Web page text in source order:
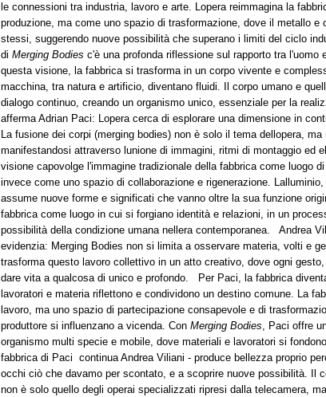
le connessioni tra industria, lavoro e arte. Lopera reimmagina la
produzione, ma come uno spazio di trasformazione, dove il metallo e
stessi, suggerendo nuove possibilità che superano i limiti del ciclo
di Merging Bodies c'è una profonda riflessione sul rapporto tra l'uomo
questa visione, la fabbrica si trasforma in un corpo vivente e
macchina, tra natura e artificio, diventano fluidi. Il corpo umano e
dialogo continuo, creando un organismo unico, essenziale per la
afferma Adrian Paci: Lopera cerca di esplorare una dimensione in
La fusione dei corpi (merging bodies) non è solo il tema dellopera, ma
manifestandosi attraverso lunione di immagini, ritmi di montaggio ed
visione capovolge l'immagine tradizionale della fabbrica come luogo
invece come uno spazio di collaborazione e rigenerazione.
assume nuove forme e significati che vanno oltre la sua funzione
fabbrica come luogo in cui si forgiano identità e relazioni, in un
possibilità della condizione umana nellera contemporanea. Andrea
evidenzia: Merging Bodies non si limita a osservare materia, volti e
trasforma questo lavoro collettivo in un atto creativo, dove ogni
dare vita a qualcosa di unico e profondo. Per Paci, la fabbrica
lavoratori e materia riflettono e condividono un destino comune. La
lavoro, ma uno spazio di partecipazione consapevole e di
produttore si influenzano a vicenda. Con Merging Bodies, Paci offre
organismo multi specie e mobile, dove materiali e lavoratori si
fabbrica di Paci  continua Andrea Viliani - produce bellezza proprio
occhi ciò che davamo per scontato, e a scoprire nuove possibilità. Il
non è solo quello degli operai specializzati ripresi dalla telecamera,